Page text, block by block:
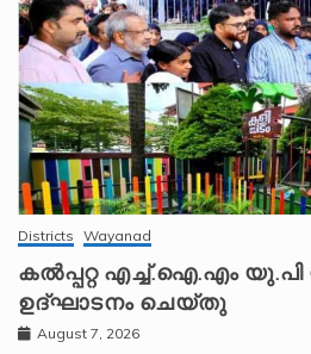
Districts Wayanad
കൽപ്പറ്റ എച്ച്.ഐ.എം യു.പി
ഉദ്ഘാടനം ചെയ്തു
August 7, 2026